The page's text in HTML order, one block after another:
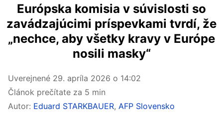
Európska komisia v súvislosti so
zavádzajúcimi príspevkami tvrdí, že
„nechce, aby všetky kravy v Európe
nosili masky“
Uverejnené 29. apríla 2026 o 14:02
Článok prečítate za 5 min
Autor: Eduard STARKBAUER, AFP Slovensko